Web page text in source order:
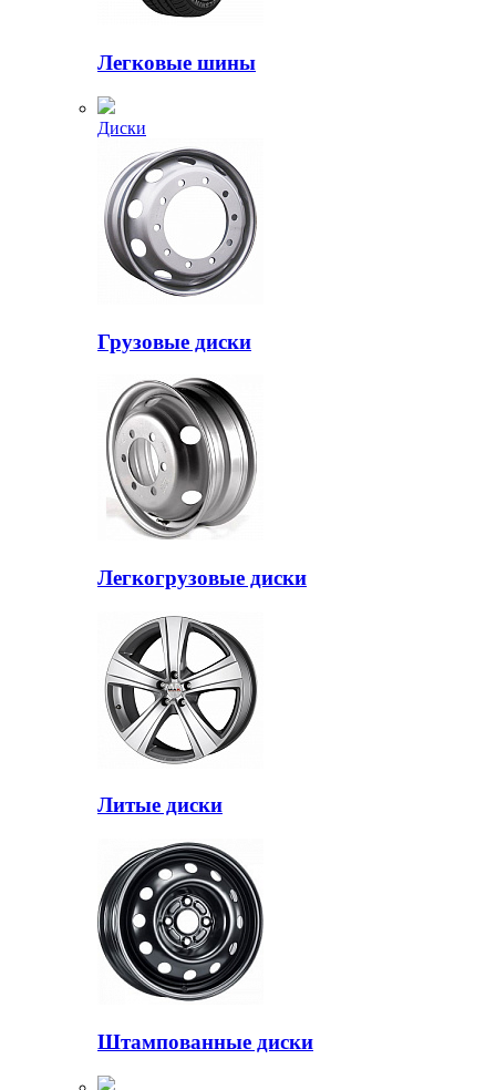
Легковые шины
Диски
Грузовые диски
Легкогрузовые диски
Литые диски
Штампованные диски